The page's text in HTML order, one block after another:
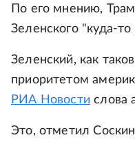
По его мнению,
Зеленского "куда-
Зеленский, как
приоритетом
РИА Новости слова
Это, отметил